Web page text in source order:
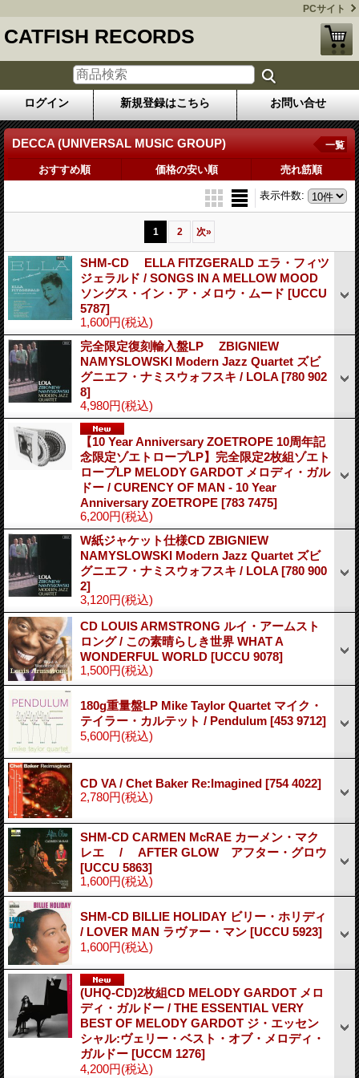
PCサイト
CATFISH RECORDS
ログイン 新規登録はこちら お問い合せ
DECCA (UNIVERSAL MUSIC GROUP) 一覧
おすすめ順 価格の安い順 売れ筋順
表示件数:
1 2 次»
SHM-CD ELLA FITZGERALD エラ・フィツ
ジェラルド / SONGS IN A MELLOW MOOD
ソングス・イン・ア・メロウ・ムード [UCCU
5787]
1,600円(税込)
完全限定復刻輸入盤LP ZBIGNIEW
NAMYSLOWSKI Modern Jazz Quartet ズビ
グニエフ・ナミスウォフスキ / LOLA [780 902
8]
4,980円(税込)
【10 Year Anniversary ZOETROPE 10周年記
念限定ゾエトロープLP】完全限定2枚組ゾエト
ロープLP MELODY GARDOT メロディ・ガル
ドー / CURENCY OF MAN - 10 Year
Anniversary ZOETROPE [783 7475]
6,200円(税込)
W紙ジャケット仕様CD ZBIGNIEW
NAMYSLOWSKI Modern Jazz Quartet ズビ
グニエフ・ナミスウォフスキ / LOLA [780 900
2]
3,120円(税込)
CD LOUIS ARMSTRONG ルイ・アームスト
ロング / この素晴らしき世界 WHAT A
WONDERFUL WORLD [UCCU 9078]
1,500円(税込)
180g重量盤LP Mike Taylor Quartet マイク・
テイラー・カルテット / Pendulum [453 9712]
5,600円(税込)
CD VA / Chet Baker Re:Imagined [754 4022]
2,780円(税込)
SHM-CD CARMEN McRAE カーメン・マク
レエ / AFTER GLOW アフター・グロウ
[UCCU 5863]
1,600円(税込)
SHM-CD BILLIE HOLIDAY ビリー・ホリディ
/ LOVER MAN ラヴァー・マン [UCCU 5923]
1,600円(税込)
(UHQ-CD)2枚組CD MELODY GARDOT メロ
ディ・ガルドー / THE ESSENTIAL VERY
BEST OF MELODY GARDOT ジ・エッセン
シャル:ヴェリー・ベスト・オブ・メロディ・
ガルドー [UCCM 1276]
4,200円(税込)